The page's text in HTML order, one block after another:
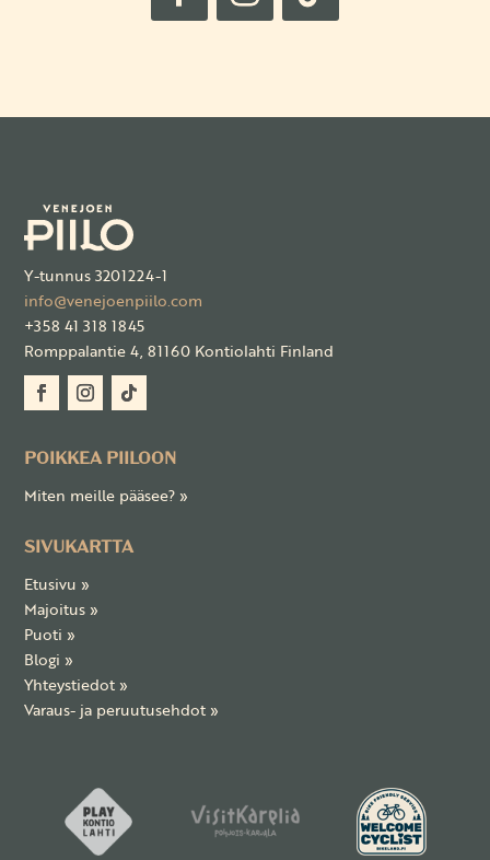
Y-tunnus 3201224-1
info@venejoenpiilo.com
+358 41 318 1845
Romppalantie 4, 81160 Kontiolahti Finland
POIKKEA PIILOON
Miten meille pääsee? »
SIVUKARTTA
Etusivu »
Majoitus »
Puoti »
Blogi »
Yhteystiedot »
Varaus- ja peruutusehdot »